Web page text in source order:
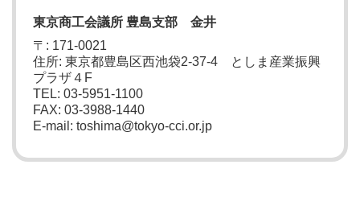
東京商工会議所 豊島支部 金井
〒: 171-0021
住所: 東京都豊島区西池袋2-37-4 としま産業振興
プラザ４F
TEL: 03-5951-1100
FAX: 03-3988-1440
E-mail: toshima@tokyo-cci.or.jp